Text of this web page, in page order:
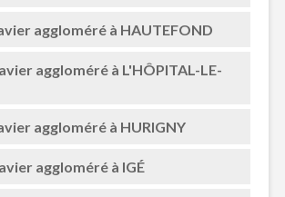
aggloméré à HAUTEFOND
aggloméré à L'HÔPITAL-LE-
aggloméré à HURIGNY
aggloméré à IGÉ